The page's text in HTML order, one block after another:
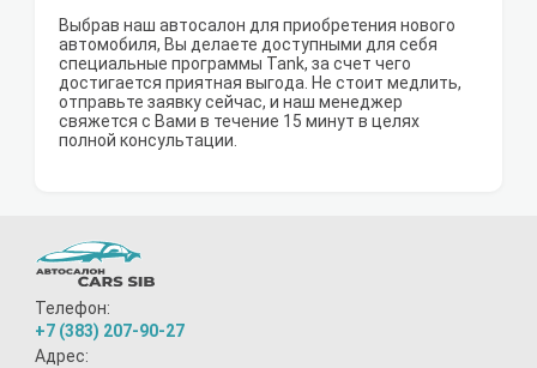
Выбрав наш автосалон для приобретения нового
автомобиля, Вы делаете доступными для себя
специальные программы Tank, за счет чего
достигается приятная выгода. Не стоит медлить,
отправьте заявку сейчас, и наш менеджер
свяжется с Вами в течение 15 минут в целях
полной консультации.
Телефон:
+7 (383) 207-90-27
Адрес: